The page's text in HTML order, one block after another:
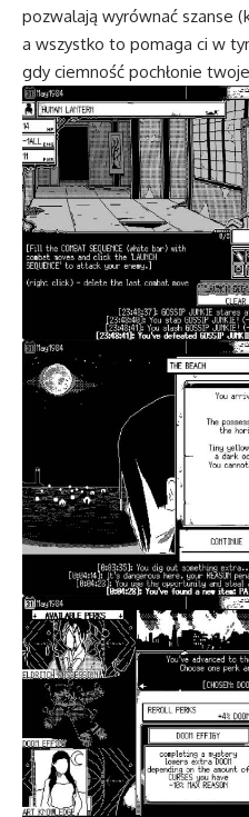
pozwalają wyrównać szanse
a wszystko to pomaga ci w
gdy ciemność pochłonie